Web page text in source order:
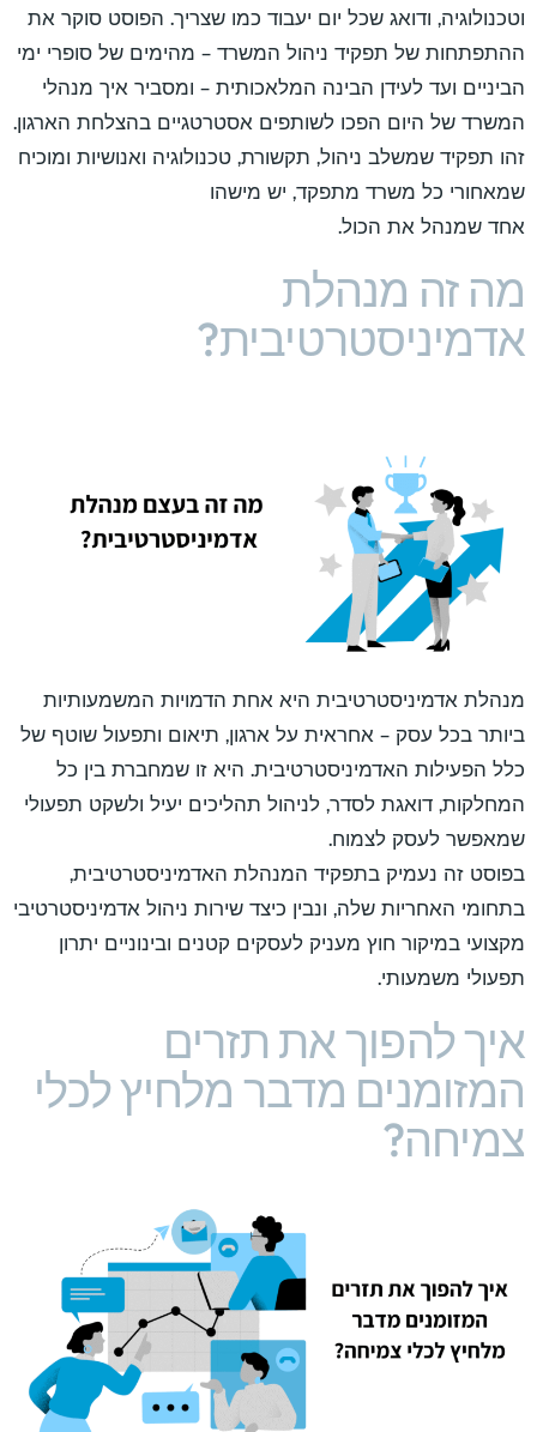
וטכנולוגיה, ודואג שכל יום יעבוד כמו שצריך. הפוסט סוקר את
ההתפתחות של תפקיד ניהול המשרד – מהימים של סופרי ימי
הביניים ועד לעידן הבינה המלאכותית – ומסביר איך מנהלי
המשרד של היום הפכו לשותפים אסטרטגיים בהצלחת הארגון.
זהו תפקיד שמשלב ניהול, תקשורת, טכנולוגיה ואנושיות ומוכיח
שמאחורי כל משרד מתפקד, יש מישהו
אחד שמנהל את הכול.
מה זה מנהלת
אדמיניסטרטיבית?
מנהלת אדמיניסטרטיבית היא אחת הדמויות המשמעותיות
ביותר בכל עסק – אחראית על ארגון, תיאום ותפעול שוטף של
כלל הפעילות האדמיניסטרטיבית. היא זו שמחברת בין כל
המחלקות, דואגת לסדר, לניהול תהליכים יעיל ולשקט תפעולי
שמאפשר לעסק לצמוח.
בפוסט זה נעמיק בתפקיד המנהלת האדמיניסטרטיבית,
בתחומי האחריות שלה, ונבין כיצד שירות ניהול אדמיניסטרטיבי
מקצועי במיקור חוץ מעניק לעסקים קטנים ובינוניים יתרון
תפעולי משמעותי.
איך להפוך את תזרים
המזומנים מדבר מלחיץ לכלי
צמיחה?​